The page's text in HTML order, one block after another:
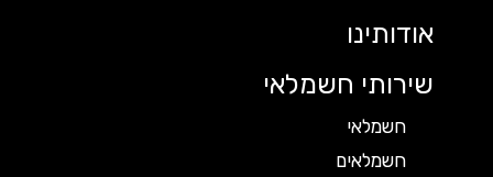
אודותינו
שירותי חשמלאי
חשמלאי
חשמלאים